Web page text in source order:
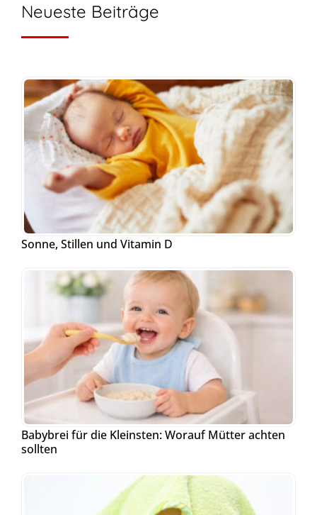
Neueste Beiträge
Sonne, Stillen und Vitamin D
Babybrei für die Kleinsten: Worauf Mütter achten
sollten